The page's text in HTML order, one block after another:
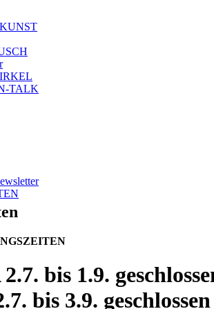
TALK
2.7. bis 1.9.
bis 3.9. geschlossen